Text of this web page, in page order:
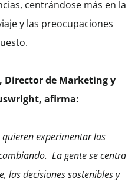
centrándose más en la
y las preocupaciones
Director de Marketing y
afirma:
experimentar las
La gente se centra
las decisiones sostenibles y